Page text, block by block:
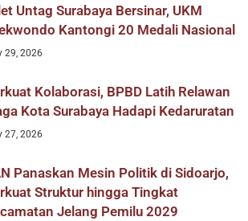
Untag Surabaya Bersinar, UKM
Kantongi 20 Medali Nasional
29, 2026
Kolaborasi, BPBD Latih Relawan
Kota Surabaya Hadapi Kedaruratan
27, 2026
Panaskan Mesin Politik di Sidoarjo,
Struktur hingga Tingkat
Jelang Pemilu 2029